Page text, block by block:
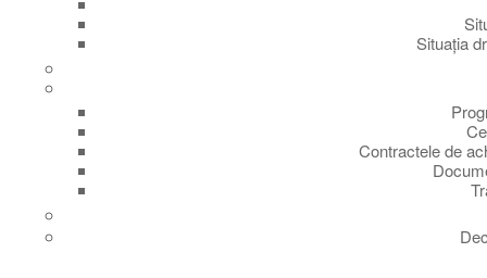
Situația
Contractele de